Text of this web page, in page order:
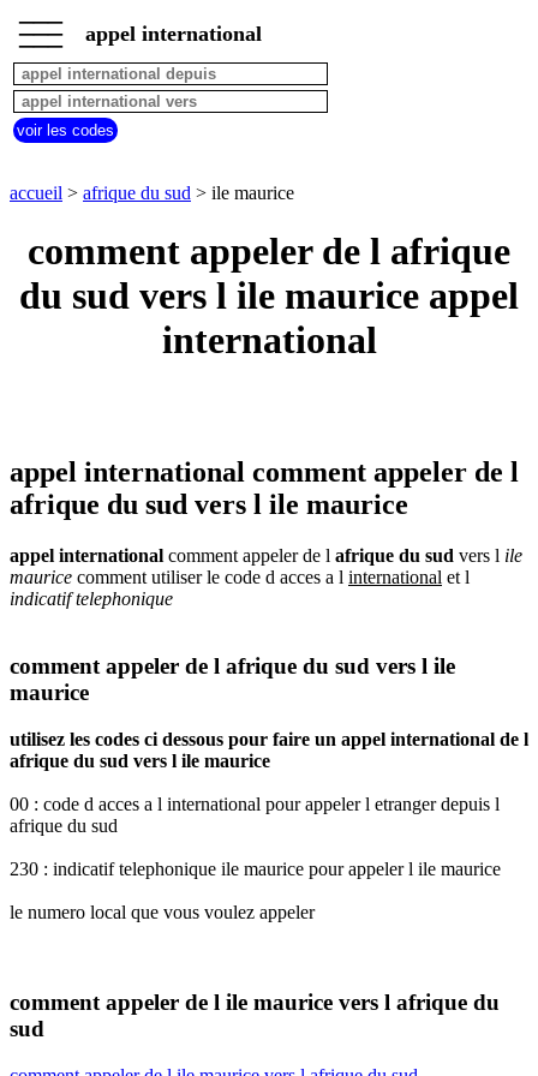
accueil
afrique
du
sud
appel
depuis
par
I J K L M
N
O
P Q R T
U
___
___ appel international
voir les codes
accueil > afrique du sud > ile maurice
comment appeler de l afrique
du sud vers l ile maurice appel
international
appel international comment appeler de l
afrique du sud vers l ile maurice
appel international comment appeler de l afrique du sud vers l ile
maurice comment utiliser le code d acces a l international et l
indicatif telephonique
comment appeler de l afrique du sud vers l ile
maurice
utilisez les codes ci dessous pour faire un appel international de l
afrique du sud vers l ile maurice
00 : code d acces a l international pour appeler l etranger depuis l
afrique du sud
230 : indicatif telephonique ile maurice pour appeler l ile maurice
le numero local que vous voulez appeler
comment appeler de l ile maurice vers l afrique du
sud